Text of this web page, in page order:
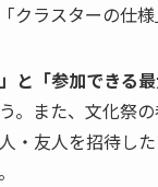
ラスターの仕様
と「参加できる最
。また、文化祭
友人を招待し